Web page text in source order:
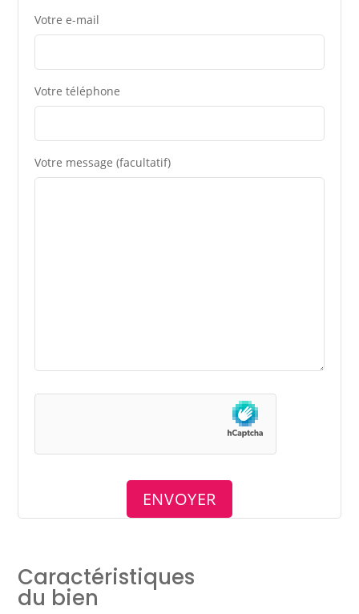
Votre e-mail
Votre téléphone
Votre message (facultatif)
Caractéristiques
du bien